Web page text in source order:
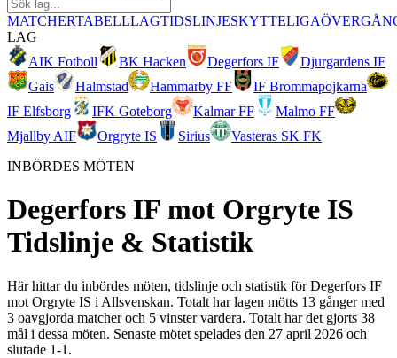
MATCHERTABELLLAGTIDSLINJESKYTTELIGA
LAG
AIK Fotboll
BK Hacken Degerfors IF
Djurgardens IF
Gais
Halmstad Hammarby FF
IF Brommapojkarna
IF Elfsborg
IFK Goteborg Kalmar FF
Malmo FF
Mjallby AIF
Orgryte IS Sirius
Vasteras SK FK
INBÖRDES MÖTEN
Degerfors IF mot Orgryte IS
Tidslinje & Statistik
Här hittar du inbördes möten, tidslinje och statistik för Degerfors IF
mot Orgryte IS i Allsvenskan. Totalt har lagen mötts 13 gånger med
3 oavgjorda matcher och 5 vinster vardera. Totalt har det gjorts 38
mål i dessa möten. Senaste mötet spelades den 27 april 2026 och
slutade 1-1.